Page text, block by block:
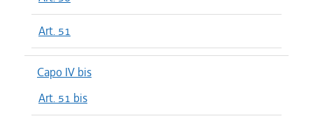
Art. 51
Capo IV bis
Art. 51 bis